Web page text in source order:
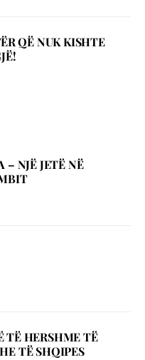
QË NUK KISHTE
– NJЁ JETЁ NЁ
TË HERSHME TË
TË SHQIPES